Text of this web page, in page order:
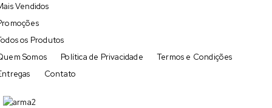
Vendidos
os Produtos
Somos
Política de Privacidade
Termos e Condições
Contato